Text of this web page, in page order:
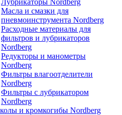
Масла и смазки для
пневмоинструмента Nordberg
Расходные материалы для
фильтров и лубрикаторов
Nordberg
Редукторы и манометры
Nordberg
Фильтры влагоотделители
Nordberg
Фильтры с лубрикатором
Nordberg
и кромкогибы Nordberg